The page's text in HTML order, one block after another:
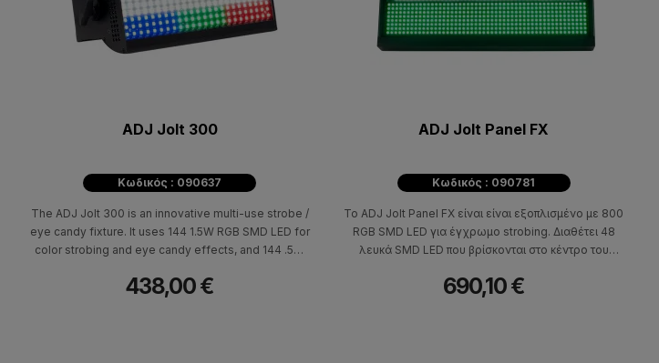
ADJ Jolt 300
Κωδικός : 090637
The ADJ Jolt 300 is an innovative multi-use strobe /
eye candy fixture. It uses 144 1.5W RGB SMD LED for
color strobing and eye candy effects, and 144 .5W
create the traditional look of a strobe.
438,00 €
ADJ Jolt Panel FX
Κωδικός : 090781
Το ADJ Jolt Panel FX είναι είναι εξοπλισμένο με 800
RGB SMD LED για έγχρωμο strobing. Διαθέτει 48
λευκά SMD LED που βρίσκονται στο κέντρο του
εμφάνιση ενός strobe. To Jolt Panel FX είναι ειδικά
690,10 €